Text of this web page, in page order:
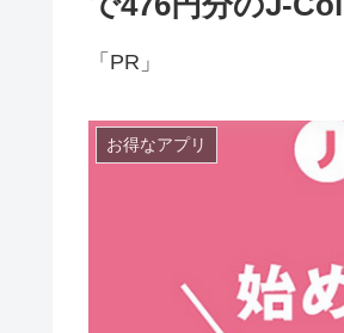
「PR」
お得なアプリ